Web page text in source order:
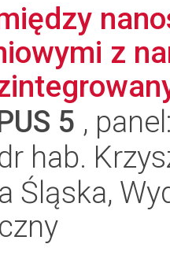
z
5 ,
hab.
Śląska,